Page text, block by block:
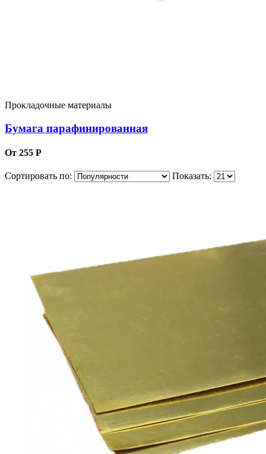
Прокладочные материалы
Бумага парафинированная
От 255 Р
Сортировать по: Показать: